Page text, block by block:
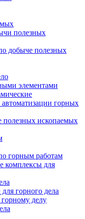
полезных
добыче полезных
элементами
горных
ископаемых
горным работам
комплексы для
горного дела
делу